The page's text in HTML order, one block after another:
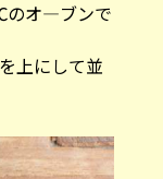
のオ―ブンで
上にして並